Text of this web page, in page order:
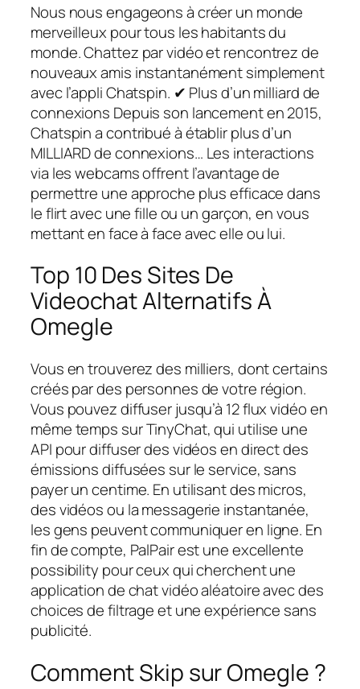
Nous nous engageons à créer un monde
merveilleux pour tous les habitants du
monde. Chattez par vidéo et rencontrez de
nouveaux amis instantanément simplement
avec l’appli Chatspin. ✔ Plus d’un milliard de
connexions Depuis son lancement en 2015,
Chatspin a contribué à établir plus d’un
MILLIARD de connexions… Les interactions
via les webcams offrent l’avantage de
permettre une approche plus efficace dans
le flirt avec une fille ou un garçon, en vous
mettant en face à face avec elle ou lui.
Top 10 Des Sites De
Videochat Alternatifs À
Omegle
Vous en trouverez des milliers, dont certains
créés par des personnes de votre région.
Vous pouvez diffuser jusqu’à 12 flux vidéo en
même temps sur TinyChat, qui utilise une
API pour diffuser des vidéos en direct des
émissions diffusées sur le service, sans
payer un centime. En utilisant des micros,
des vidéos ou la messagerie instantanée,
les gens peuvent communiquer en ligne. En
fin de compte, PalPair est une excellente
possibility pour ceux qui cherchent une
application de chat vidéo aléatoire avec des
choices de filtrage et une expérience sans
publicité.
Comment Skip sur Omegle ?